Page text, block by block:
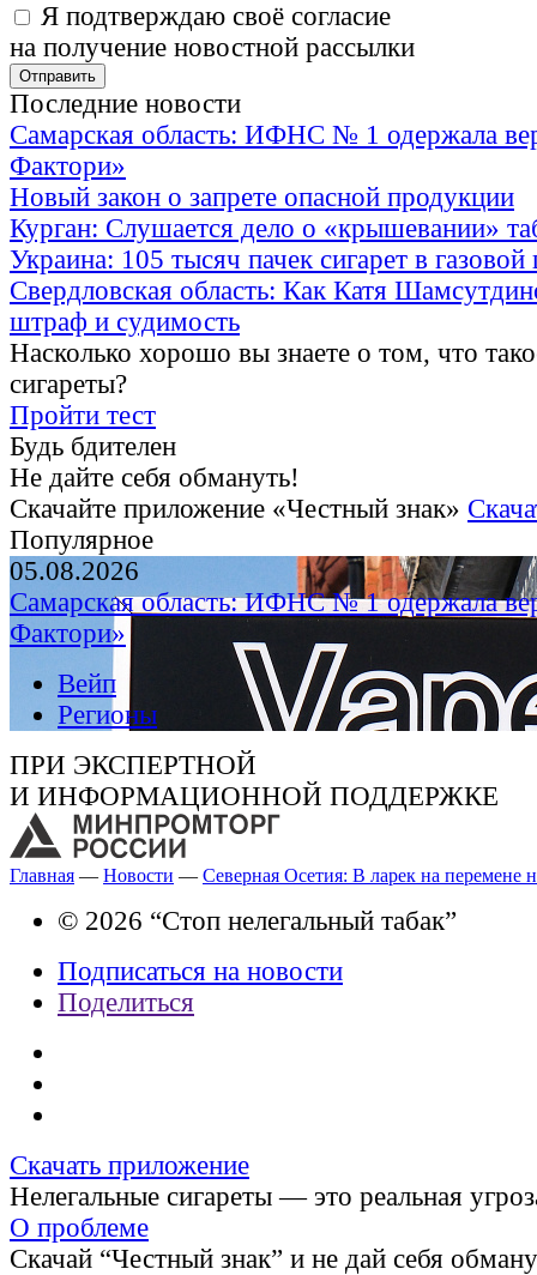
Я подтверждаю своё согласие
на получение новостной рассылки
Последние новости
Самарская область: ИФНС № 1 одержала
Фактори»
Новый закон о запрете опасной продукции
Курган: Слушается дело о «крышевании»
Украина: 105 тысяч пачек сигарет в газовой
Свердловская область: Как Катя
штраф и судимость
Насколько хорошо вы знаете о том, что
сигареты?
Пройти тест
Будь бдителен
Не дайте себя обмануть!
Скачайте приложение «Честный знак»
Популярное
05.08.2026
Самарская область: ИФНС № 1 одержала
Фактори»
Вейп
Регионы
ПРИ ЭКСПЕРТНОЙ
И ИНФОРМАЦИОННОЙ ПОДДЕРЖКЕ
Главная — Новости — Северная Осетия: В ларек на перемене
© 2026 “Стоп нелегальный табак”
Подписаться на новости
Поделиться
Скачать приложение
Нелегальные сигареты — это реальная
О проблеме
Скачай “Честный знак” и не дай себя